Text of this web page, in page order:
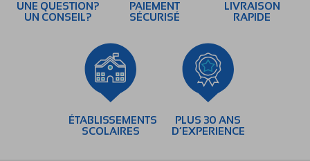
UNE QUESTION?
UN CONSEIL?
PAIEMENT
SÉCURISÉ
LIVRAISON
RAPIDE
ÉTABLISSEMENTS
SCOLAIRES
PLUS 30 ANS
D’EXPERIENCE